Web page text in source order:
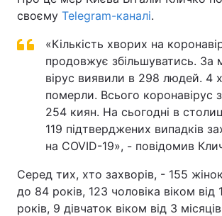
своєму Telegram-каналі.
«Кількість хворих на
продовжує збільшуватись. За
вірус виявили в 298 людей. 4
померли. Всього коронавірус
254 киян. На сьогодні в
119 підтверджених випадків
на COVID-19», - повідомив
Серед тих, хто захворів, - 155
до 84 років, 123 чоловіка віком від
рокiв, 9 дівчаток віком від 3